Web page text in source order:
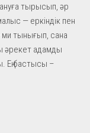
тырысып, әр
— еркіндік пен
ми тынығып, сана
әрекет адамды
Ең бастысы –